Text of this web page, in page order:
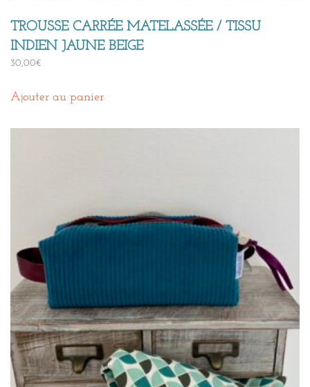
TROUSSE CARRÉE MATELASSÉE / TISSU
INDIEN JAUNE BEIGE
30,00€
Ajouter au panier